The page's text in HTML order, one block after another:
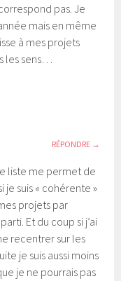
pas. Je
mais en même
à mes projets
les sens…
RÉPONDRE
liste me permet de
suis « cohérente »
projets par
Et du coup si j’ai
recentrer sur les
je suis aussi moins
je ne pourrais pas